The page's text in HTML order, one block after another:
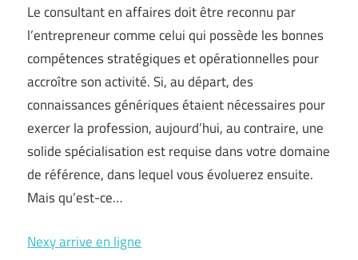
Le consultant en affaires doit être reconnu par
l’entrepreneur comme celui qui possède les bonnes
compétences stratégiques et opérationnelles pour
accroître son activité. Si, au départ, des
connaissances génériques étaient nécessaires pour
exercer la profession, aujourd’hui, au contraire, une
solide spécialisation est requise dans votre domaine
de référence, dans lequel vous évoluerez ensuite.
Mais qu’est-ce…
Nexy arrive en ligne